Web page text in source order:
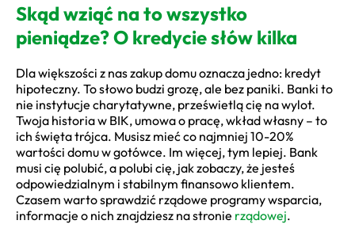
Skąd wziąć na to wszystko
pieniądze? O kredycie słów kilka
Dla większości z nas zakup domu oznacza jedno: kredyt
hipoteczny. To słowo budzi grozę, ale bez paniki. Banki to
nie instytucje charytatywne, prześwietlą cię na wylot.
Twoja historia w BIK, umowa o pracę, wkład własny – to
ich święta trójca. Musisz mieć co najmniej 10-20%
wartości domu w gotówce. Im więcej, tym lepiej. Bank
musi cię polubić, a polubi cię, jak zobaczy, że jesteś
odpowiedzialnym i stabilnym finansowo klientem.
Czasem warto sprawdzić rządowe programy wsparcia,
informacje o nich znajdziesz na stronie rządowej.